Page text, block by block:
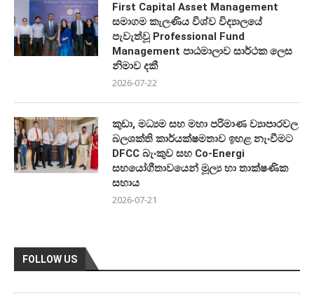
First Capital Asset Management
සමාගම කැලණිය විශ්ව විද්‍යාලයේ
පැවැත්වූ Professional Fund
Management පාඨමාලාව සාර්ථක ලෙස
නිමාව දකී
2026-07-22
කුඩා, මධ්‍යම සහ මහා පරිමාණ ව්‍යාපාරවල
බලශක්ති කාර්යක්ෂමතාව ඉහළ නැංවීමට
DFCC බැංකුව සහ Co-Energi
සහයෝගීතාවයෙන් මූල්‍ය හා තාක්ෂණික
සහාය
2026-07-21
FOLLOW US